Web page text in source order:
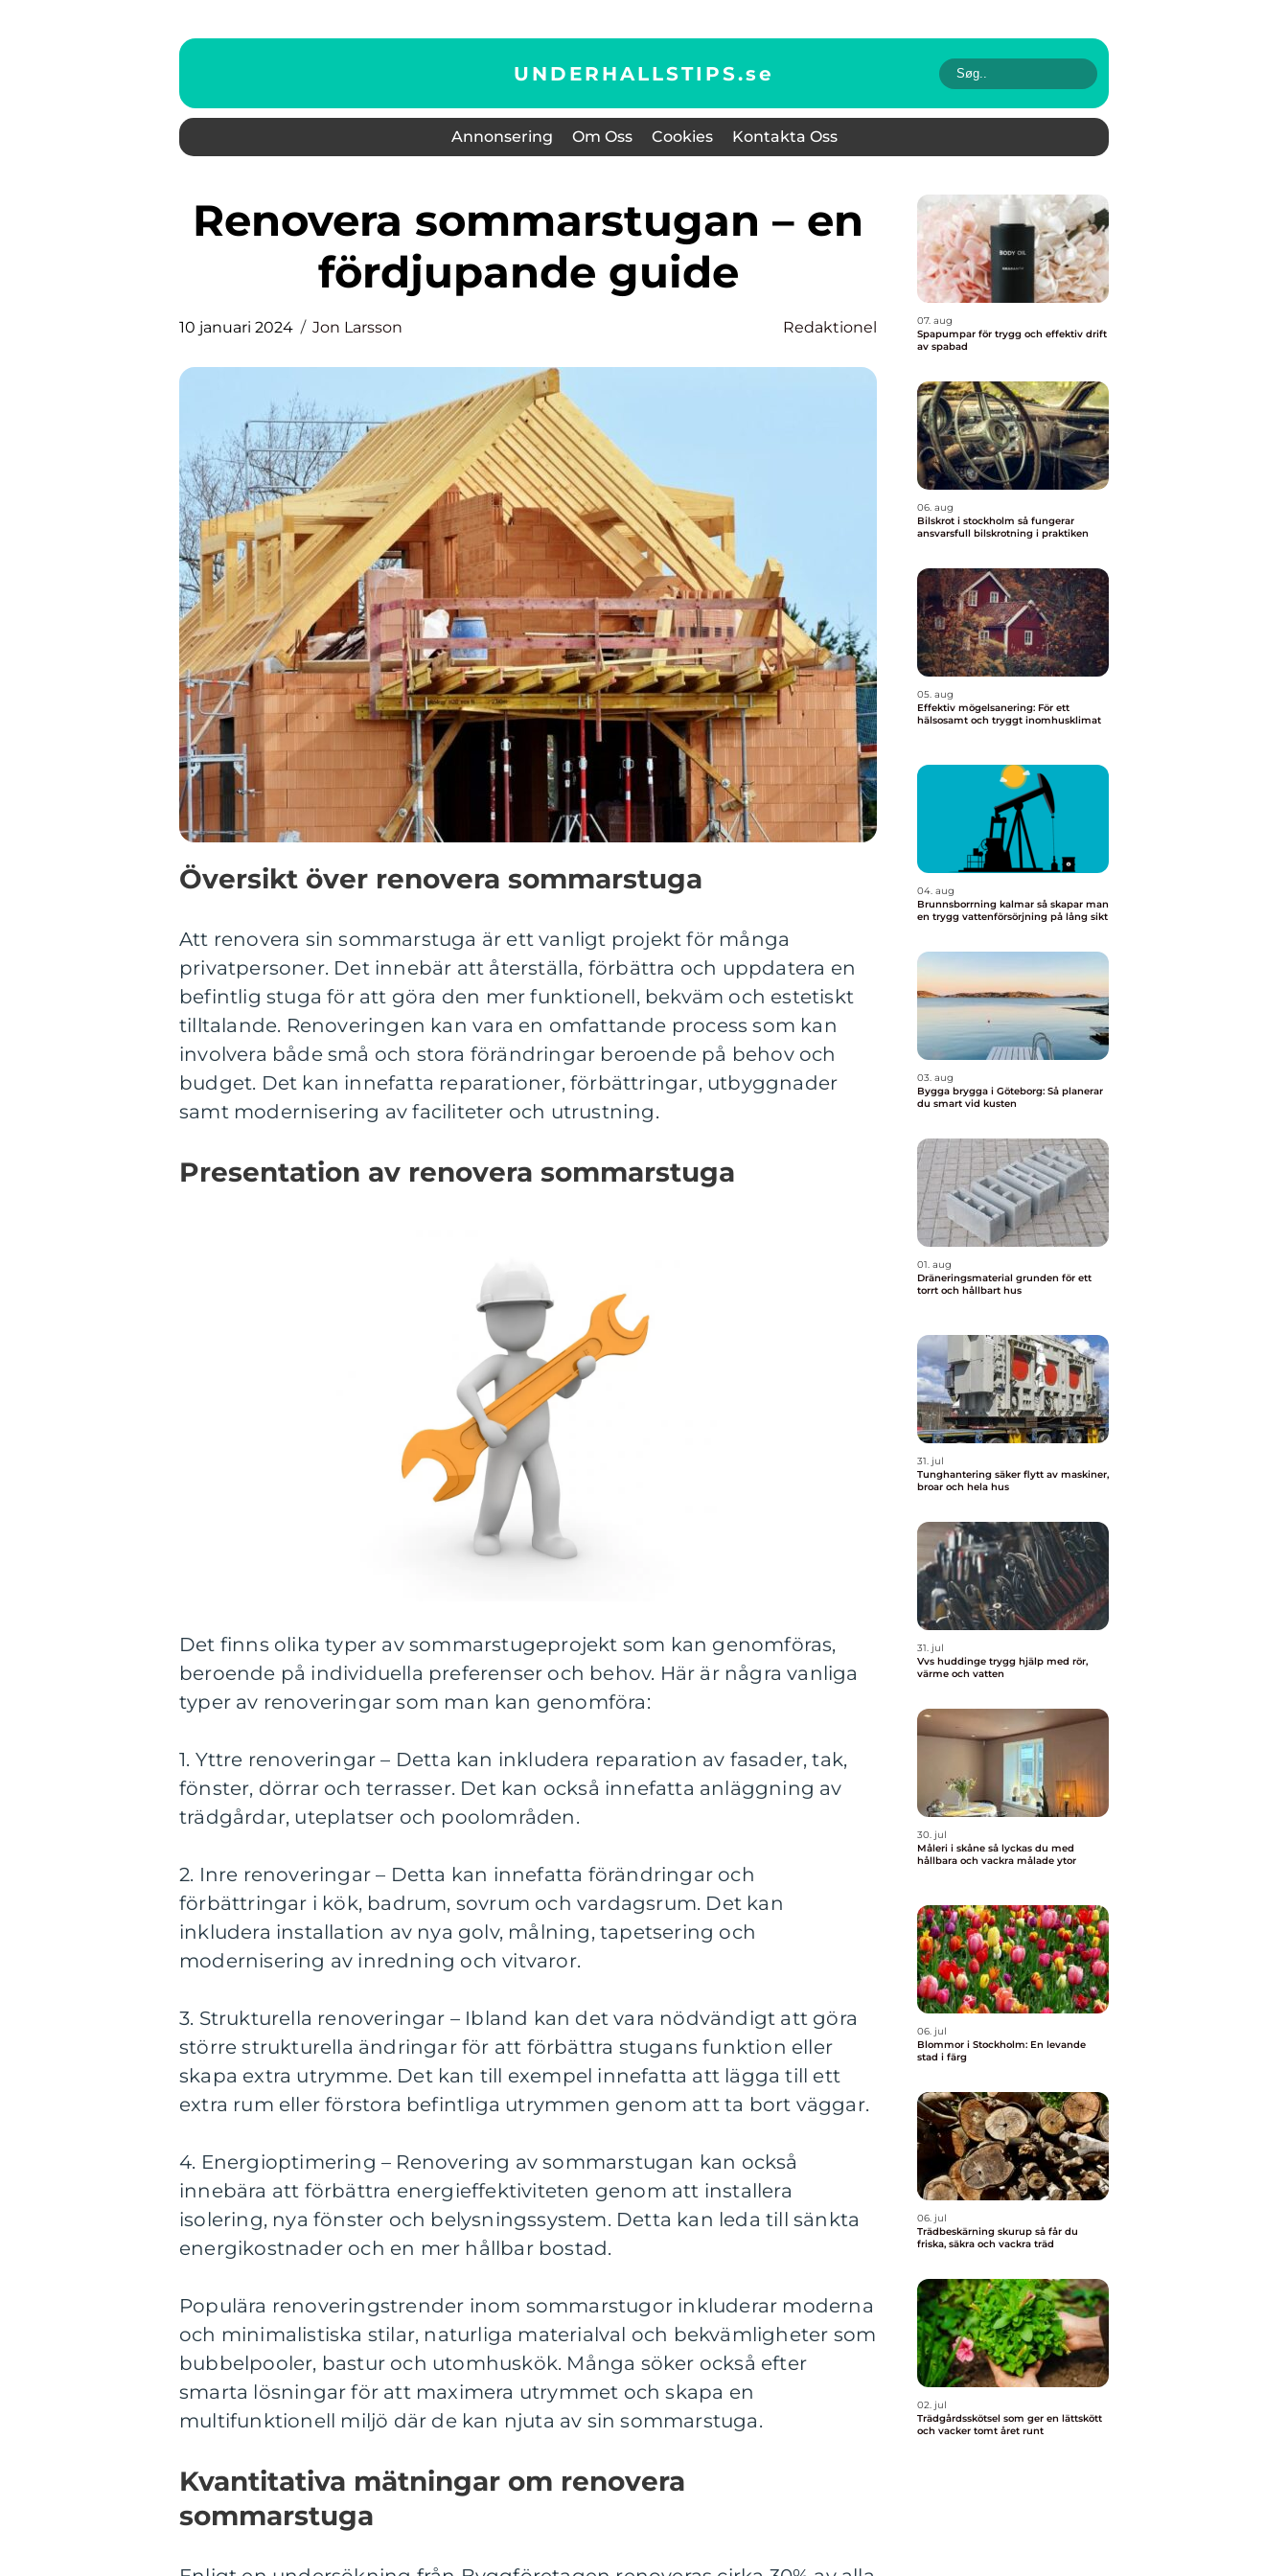
UNDERHALLSTIPS.se
Annonsering Om Oss Cookies Kontakta Oss
Renovera sommarstugan – en
fördjupande guide
10 januari 2024 Jon Larsson Redaktionel
Översikt över renovera sommarstuga
Att renovera sin sommarstuga är ett vanligt projekt för många
privatpersoner. Det innebär att återställa, förbättra och uppdatera en
befintlig stuga för att göra den mer funktionell, bekväm och estetiskt
tilltalande. Renoveringen kan vara en omfattande process som kan
involvera både små och stora förändringar beroende på behov och
budget. Det kan innefatta reparationer, förbättringar, utbyggnader
samt modernisering av faciliteter och utrustning.
Presentation av renovera sommarstuga
Det finns olika typer av sommarstugeprojekt som kan genomföras,
beroende på individuella preferenser och behov. Här är några vanliga
typer av renoveringar som man kan genomföra:
1. Yttre renoveringar – Detta kan inkludera reparation av fasader, tak,
fönster, dörrar och terrasser. Det kan också innefatta anläggning av
trädgårdar, uteplatser och poolområden.
2. Inre renoveringar – Detta kan innefatta förändringar och
förbättringar i kök, badrum, sovrum och vardagsrum. Det kan
inkludera installation av nya golv, målning, tapetsering och
modernisering av inredning och vitvaror.
3. Strukturella renoveringar – Ibland kan det vara nödvändigt att göra
större strukturella ändringar för att förbättra stugans funktion eller
skapa extra utrymme. Det kan till exempel innefatta att lägga till ett
extra rum eller förstora befintliga utrymmen genom att ta bort väggar.
4. Energioptimering – Renovering av sommarstugan kan också
innebära att förbättra energieffektiviteten genom att installera
isolering, nya fönster och belysningssystem. Detta kan leda till sänkta
energikostnader och en mer hållbar bostad.
Populära renoveringstrender inom sommarstugor inkluderar moderna
och minimalistiska stilar, naturliga materialval och bekvämligheter som
bubbelpooler, bastur och utomhuskök. Många söker också efter
smarta lösningar för att maximera utrymmet och skapa en
multifunktionell miljö där de kan njuta av sin sommarstuga.
Kvantitativa mätningar om renovera
sommarstuga
07. aug
Spapumpar för trygg och effektiv drift
av spabad
06. aug
Bilskrot i stockholm så fungerar
ansvarsfull bilskrotning i praktiken
05. aug
Effektiv mögelsanering: För ett
hälsosamt och tryggt inomhusklimat
04. aug
Brunnsborrning kalmar så skapar man
en trygg vattenförsörjning på lång sikt
03. aug
Bygga brygga i Göteborg: Så planerar
du smart vid kusten
01. aug
Dräneringsmaterial grunden för ett
torrt och hållbart hus
31. jul
Tunghantering säker flytt av maskiner,
broar och hela hus
31. jul
Vvs huddinge trygg hjälp med rör,
värme och vatten
30. jul
Måleri i skåne så lyckas du med
hållbara och vackra målade ytor
06. jul
Blommor i Stockholm: En levande
stad i färg
06. jul
Trädbeskärning skurup så får du
friska, säkra och vackra träd
02. jul
Trädgårdsskötsel som ger en lättskött
och vacker tomt året runt